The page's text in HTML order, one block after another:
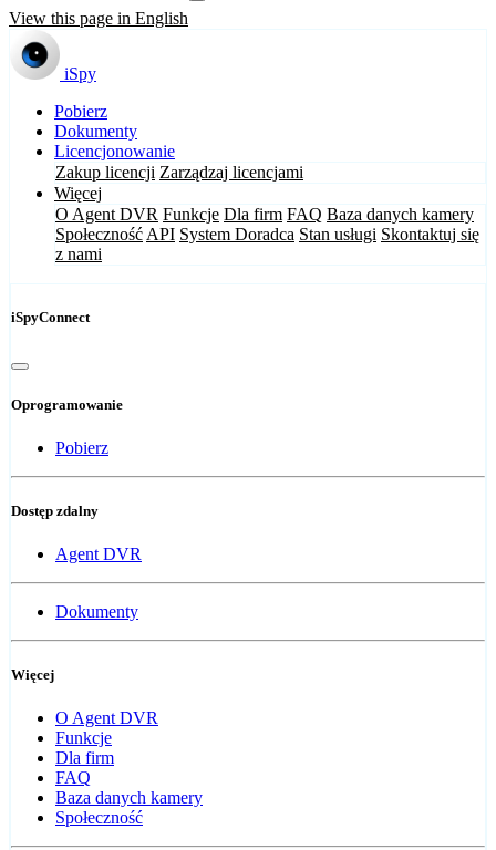
View this page in English
iSpy
Pobierz
Dokumenty
Licencjonowanie
Zakup licencji Zarządzaj licencjami
Więcej
O Agent DVR Funkcje Dla firm FAQ Baza danych kamery
Społeczność API System Doradca Stan usługi Skontaktuj się
z nami
iSpyConnect
Oprogramowanie
Pobierz
Dostęp zdalny
Agent DVR
Dokumenty
Więcej
O Agent DVR
Funkcje
Dla firm
FAQ
Baza danych kamery
Społeczność